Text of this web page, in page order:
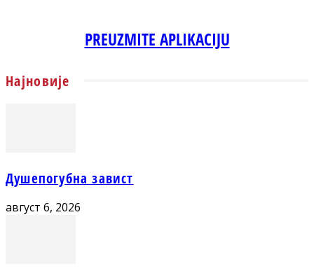
PREUZMITE APLIKACIJU
Најновије
Душепогубна завист
август 6, 2026